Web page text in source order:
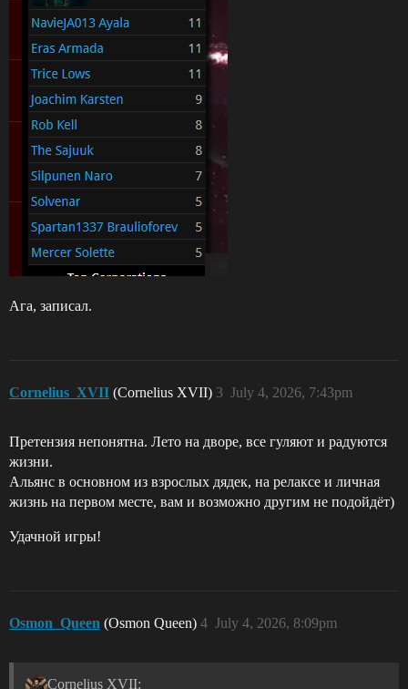
Ага, записал.
Cornelius_XVII (Cornelius XVII) July 4, 2026, 7:43pm
3
Претензия непонятна. Лето на дворе, все гуляют и радуются
жизни.
Альянс в основном из взрослых дядек, на релаксе и личная
жизнь на первом месте, вам и возможно другим не подойдёт)
Удачной игры!
Osmon_Queen (Osmon Queen) July 4, 2026, 8:09pm
4
Cornelius XVII: